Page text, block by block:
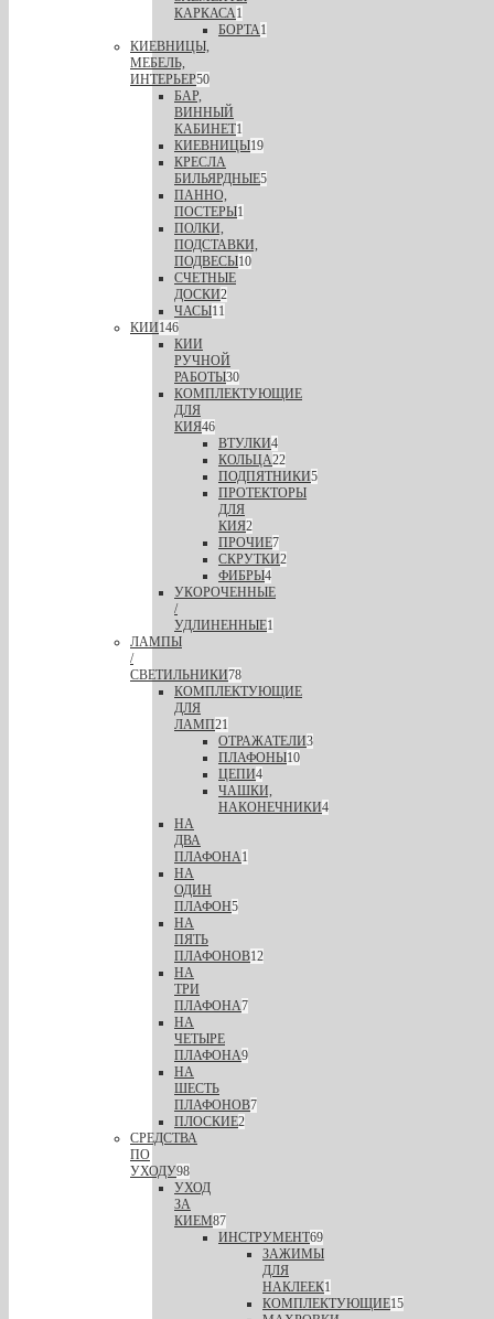
КАРКАСА1
БОРТА1
КИЕВНИЦЫ,
МЕБЕЛЬ,
ИНТЕРЬЕР50
БАР,
ВИННЫЙ
КАБИНЕТ1
КИЕВНИЦЫ19
КРЕСЛА
БИЛЬЯРДНЫЕ5
ПАННО,
ПОСТЕРЫ1
ПОЛКИ,
ПОДСТАВКИ,
ПОДВЕСЫ10
СЧЕТНЫЕ
ДОСКИ2
ЧАСЫ11
КИИ146
КИИ
РУЧНОЙ
РАБОТЫ30
КОМПЛЕКТУЮЩИЕ
ДЛЯ
КИЯ46
ВТУЛКИ4
КОЛЬЦА22
ПОДПЯТНИКИ5
ПРОТЕКТОРЫ
ДЛЯ
КИЯ2
ПРОЧИЕ7
СКРУТКИ2
ФИБРЫ4
УКОРОЧЕННЫЕ
/
УДЛИНЕННЫЕ1
ЛАМПЫ
/
СВЕТИЛЬНИКИ78
КОМПЛЕКТУЮЩИЕ
ДЛЯ
ЛАМП21
ОТРАЖАТЕЛИ3
ПЛАФОНЫ10
ЦЕПИ4
ЧАШКИ,
НАКОНЕЧНИКИ4
НА
ДВА
ПЛАФОНА1
НА
ОДИН
ПЛАФОН5
НА
ПЯТЬ
ПЛАФОНОВ12
НА
ТРИ
ПЛАФОНА7
НА
ЧЕТЫРЕ
ПЛАФОНА9
НА
ШЕСТЬ
ПЛАФОНОВ7
ПЛОСКИЕ2
СРЕДСТВА
ПО
УХОДУ98
УХОД
ЗА
КИЕМ87
ИНСТРУМЕНТ69
ЗАЖИМЫ
ДЛЯ
НАКЛЕЕК1
КОМПЛЕКТУЮЩИЕ15